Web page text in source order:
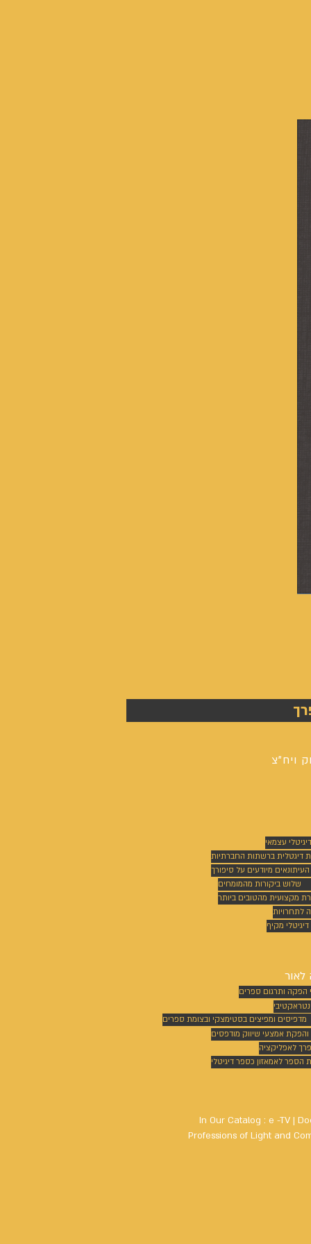
-
ויח"צ
עצמאי
דיגטלית ברשתות החברתיות
העיתונאים מיודעים על סיפורך
שלוש ביקורות מהמומחים
מקצועית מהטובים ביותר
לתחרויות
דיגיטלי מקיף
לאור
הפקה ותרגום ספרים
מדפיסים ומפיצים בסטימצקי ובצומת ספרים
והפקת אמצעי שיווק מודפסים
לאפליקציה
הספר לאמאזון כספר דיגיטלי
In Our Catalog : e -TV |
Professions of Light and